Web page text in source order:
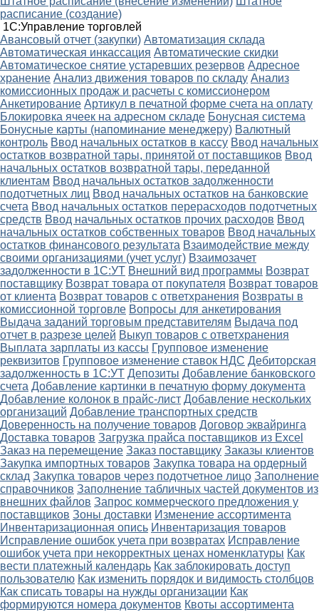
расписание (создание)
1С:Управление торговлей
Авансовый отчет (закупки) Автоматизация склада
Автоматическая инкассация Автоматические скидки
Автоматическое снятие устаревших резервов Адресное
хранение Анализ движения товаров по складу Анализ
комиссионных продаж и расчеты с комиссионером
Анкетирование Артикул в печатной форме счета на оплату
Блокировка ячеек на адресном складе Бонусная система
Бонусные карты (напоминание менеджеру) Валютный
контроль Ввод начальных остатков в кассу Ввод начальных
остатков возвратной тары, принятой от поставщиков Ввод
начальных остатков возвратной тары, переданной
клиентам Ввод начальных остатков задолженности
подотчетных лиц Ввод начальных остатков на банковские
счета Ввод начальных остатков перерасходов подотчетных
средств Ввод начальных остатков прочих расходов Ввод
начальных остатков собственных товаров Ввод начальных
остатков финансового результата Взаимодействие между
своими организациями (учет услуг) Взаимозачет
задолженности в 1С:УТ Внешний вид программы Возврат
поставщику Возврат товара от покупателя Возврат товаров
от клиента Возврат товаров с ответхранения Возвраты в
комиссионной торговле Вопросы для анкетирования
Выдача заданий торговым представителям Выдача под
отчет в разрезе целей Выкуп товаров с ответхранения
Выплата зарплаты из кассы Групповое изменение
реквизитов Групповое изменение ставок НДС Дебиторская
задолженность в 1С:УТ Депозиты Добавление банковского
счета Добавление картинки в печатную форму документа
Добавление колонок в прайс-лист Добавление нескольких
организаций Добавление транспортных средств
Доверенность на получение товаров Договор эквайринга
Доставка товаров Загрузка прайса поставщиков из Excel
Заказ на перемещение Заказ поставщику Заказы клиентов
Закупка импортных товаров Закупка товара на ордерный
склад Закупка товаров через подотчетное лицо Заполнение
справочников Заполнение табличных частей документов из
внешних файлов Запрос коммерческого предложения у
поставщиков Зоны доставки Изменение ассортимента
Инвентаризационная опись Инвентаризация товаров
Исправление ошибок учета при возвратах Исправление
ошибок учета при некорректных ценах номенклатуры Как
вести платежный календарь Как заблокировать доступ
пользователю Как изменить порядок и видимость столбцов
Как списать товары на нужды организации Как
формируются номера документов Квоты ассортимента